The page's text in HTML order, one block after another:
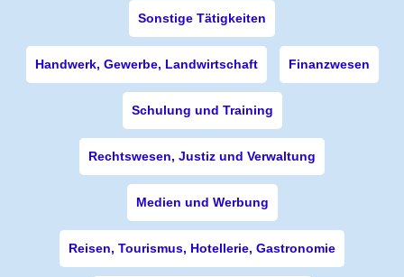
Sonstige Tätigkeiten
Handwerk, Gewerbe, Landwirtschaft Finanzwesen
Schulung und Training
Rechtswesen, Justiz und Verwaltung
Medien und Werbung
Reisen, Tourismus, Hotellerie, Gastronomie